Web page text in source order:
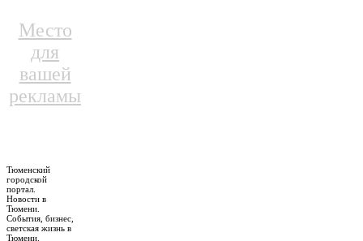
Место
для
вашей
рекламы
Тюменский
городской
портал.
Новости в
Тюмени.
События, бизнес,
светская жизнь в
Тюмени.